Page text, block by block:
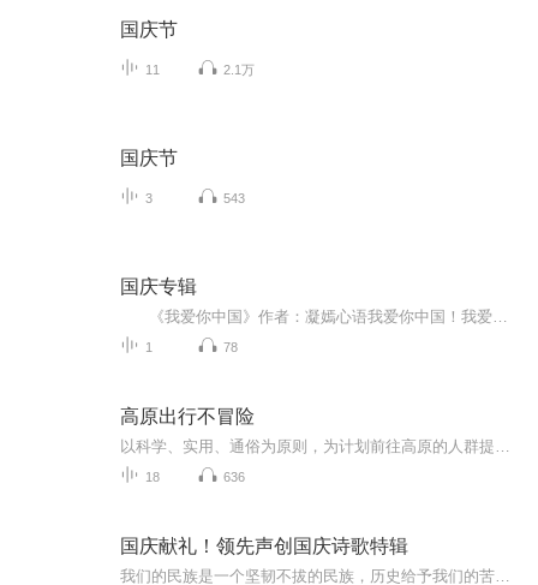
国庆节
11 2.1万
国庆节
3 543
国庆专辑
1 78
高原出行不冒险
18 636
国庆献礼！领先声创国庆诗歌特辑